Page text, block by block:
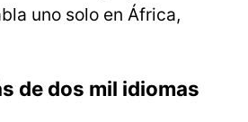
uno solo en África,
de dos mil idiomas